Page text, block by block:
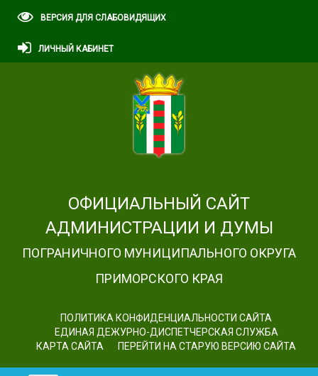
ВЕРСИЯ ДЛЯ СЛАБОВИДЯЩИХ
ЛИЧНЫЙ КАБИНЕТ
ОФИЦИАЛЬНЫЙ САЙТ
АДМИНИСТРАЦИИ И ДУМЫ
ПОГРАНИЧНОГО МУНИЦИПАЛЬНОГО ОКРУГА
ПРИМОРСКОГО КРАЯ
ПОЛИТИКА КОНФИДЕНЦИАЛЬНОСТИ САЙТА
ЕДИНАЯ ДЕЖУРНО-ДИСПЕТЧЕРСКАЯ СЛУЖБА
КАРТА САЙТА
ПЕРЕЙТИ НА СТАРУЮ ВЕРСИЮ САЙТА